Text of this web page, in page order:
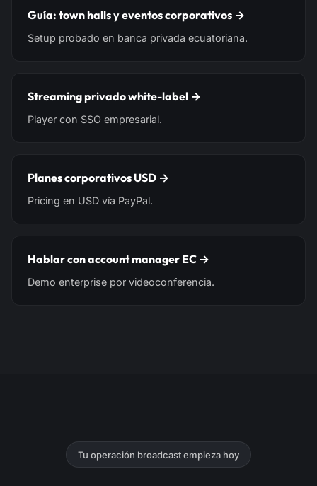
Guía: town halls y eventos corporativos →
Setup probado en banca privada ecuatoriana.
Streaming privado white-label →
Player con SSO empresarial.
Planes corporativos USD →
Pricing en USD vía PayPal.
Hablar con account manager EC →
Demo enterprise por videoconferencia.
Tu operación broadcast empieza hoy